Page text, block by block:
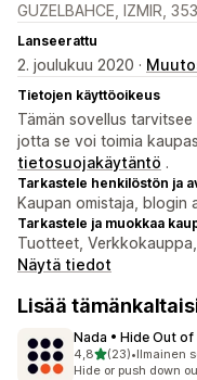
GUZELBAHCE, IZMIR,
Lanseerattu
2. joulukuu 2020 ·
Tietojen käyttöoikeus
Tämän sovellus
jotta se voi toimia
tietosuojakäytäntö .
Tarkastele henkilöstön ja
Kaupan omistaja, blogin
Tarkastele ja muokkaa
Tuotteet,
Näytä tiedot
Lisää
Nada • Hide Out
4,8/ 5 tähteä
(23)
23 arvostelua
•Ilmainen
Hide or push down